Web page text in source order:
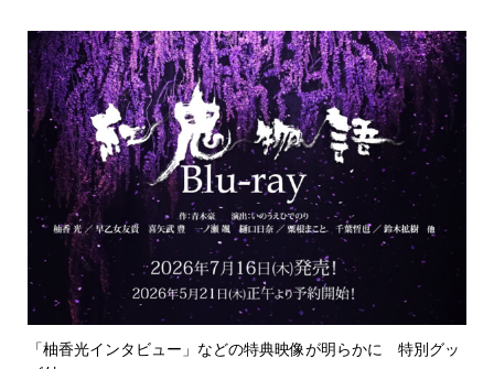
「柚香光インタビュー」などの特典映像が明らかに 特別グッ